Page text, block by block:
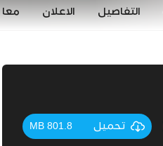
التفاصيل الاعلان
تحميل 801.8 MB